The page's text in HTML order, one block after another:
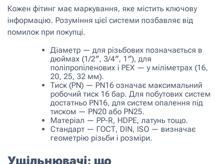
Кожен фітинг має маркування, яке містить ключову
інформацію. Розуміння цієї системи позбавляє від
помилок при покупці.
Діаметр — для різьбових позначається в
дюймах (1/2″, 3/4″, 1″), для
поліпропіленових і PEX — у міліметрах (16,
20, 25, 32 мм).
Тиск (PN) — PN16 означає максимальний
робочий тиск 16 бар. Для побутових систем
достатньо PN16, для систем опалення під
тиском — PN20 або PN25.
Матеріал — PP-R, HDPE, латунь тощо.
Стандарт — ГОСТ, DIN, ISO — визначає
геометрію різьби і розміри.
Ущільнювачі: що